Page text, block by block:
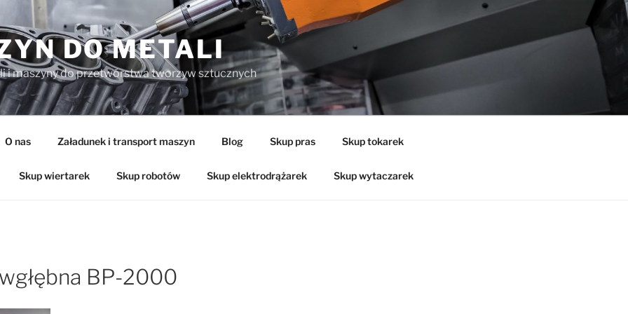
DO METALI
i maszyny do przetwórstwa tworzyw sztucznych
O nas Załadunek i transport maszyn Blog Skup pras Skup tokarek
Skup wiertarek Skup robotów Skup elektrodrążarek Skup wytaczarek
BP-2000